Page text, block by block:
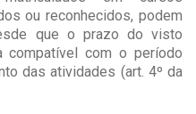
ou reconhecidos, podem
que o prazo do visto
compatível com o período
das atividades (art. 4º da